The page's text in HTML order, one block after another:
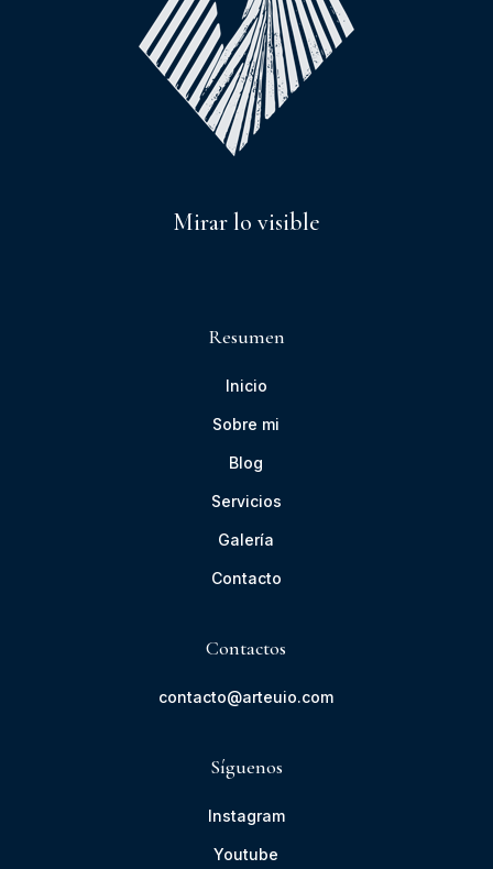
Mirar lo visible
Resumen
Inicio
Sobre mi
Blog
Servicios
Galería
Contacto
Contactos
contacto@arteuio.com
Síguenos
Instagram
Youtube